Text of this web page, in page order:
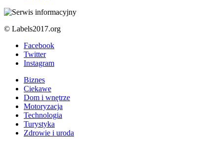
© Labels2017.org
Facebook
Twitter
Instagram
Biznes
Ciekawe
Dom i wnętrze
Motoryzacja
Technologia
Turystyka
Zdrowie i uroda